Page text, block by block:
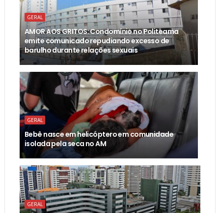
GERAL
AMOR AOS GRITOS: Condomínio no Politeama
emite comunicado repudiando excesso de
barulho durante relações sexuais
GERAL
Bebê nasce em helicóptero em comunidade
isolada pela seca no AM
GERAL